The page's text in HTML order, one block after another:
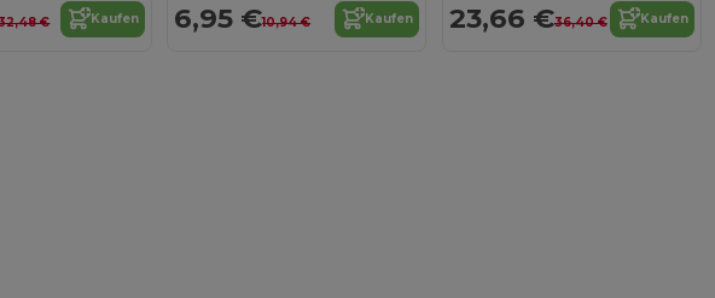
€ Kaufen 6,95 €10,94 € Kaufen 23,66 €36,40 € Kaufen